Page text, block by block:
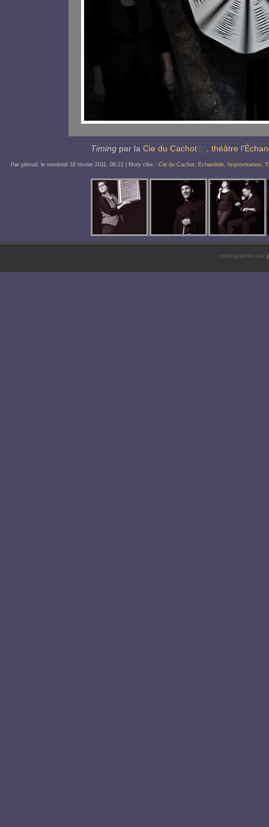
Timing par la Cie du Cachot , théâtre
Par ȷulmud, levendredi 18 février 2011, 06:21 | Mots clés :Cie du Cachot, Echandole, Improvisation,
photographies par